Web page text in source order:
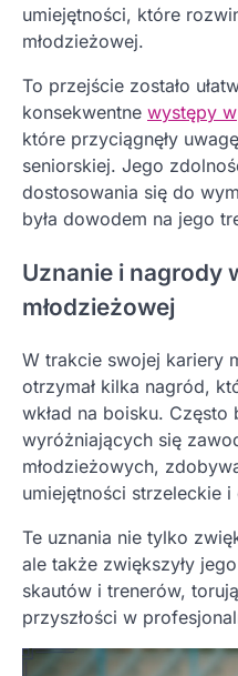
umiejętności, które
młodzieżowej.
To przejście zostało
konsekwentne występy w
które przyciągnęły
seniorskiej. Jego
dostosowania się do
była dowodem na jego
Uznanie i nagrody
młodzieżowej
W trakcie swojej kariery
otrzymał kilka nagród,
wkład na boisku. Często
wyróżniających się
młodzieżowych,
umiejętności strzeleckie
Te uznania nie tylko
ale także zwiększyły
skautów i trenerów,
przyszłości w